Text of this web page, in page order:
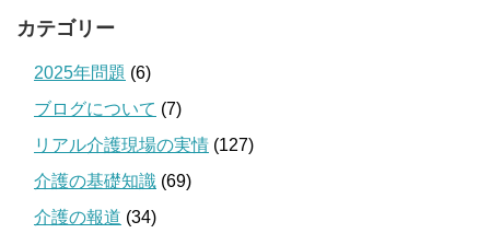
カテゴリー
2025年問題 (6)
ブログについて (7)
リアル介護現場の実情 (127)
介護の基礎知識 (69)
介護の報道 (34)